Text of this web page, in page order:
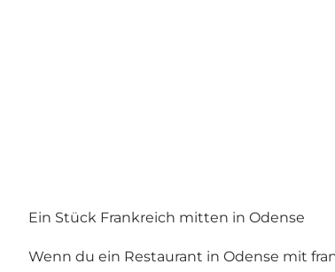
Ein Stück Frankreich mitten in Odense
Wenn du ein Restaurant in Odense mit